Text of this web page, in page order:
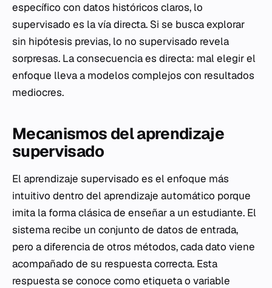
específico con datos históricos claros, lo
supervisado es la vía directa. Si se busca explorar
sin hipótesis previas, lo no supervisado revela
sorpresas. La consecuencia es directa: mal elegir el
enfoque lleva a modelos complejos con resultados
mediocres.
Mecanismos del aprendizaje
supervisado
El aprendizaje supervisado es el enfoque más
intuitivo dentro del aprendizaje automático porque
imita la forma clásica de enseñar a un estudiante. El
sistema recibe un conjunto de datos de entrada,
pero a diferencia de otros métodos, cada dato viene
acompañado de su respuesta correcta. Esta
respuesta se conoce como etiqueta o variable